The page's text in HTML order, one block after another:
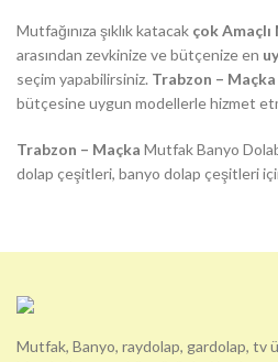
Mutfağınıza şıklık katacak çok
arasından zevkinize ve bütçenize en
seçim yapabilirsiniz. Trabzon – Maçka
bütçesine uygun modellerle hizmet
Trabzon – Maçka Mutfak Banyo
dolap çeşitleri, banyo dolap çeşitleri
Mutfak, Banyo, raydolap, gardolap, tv